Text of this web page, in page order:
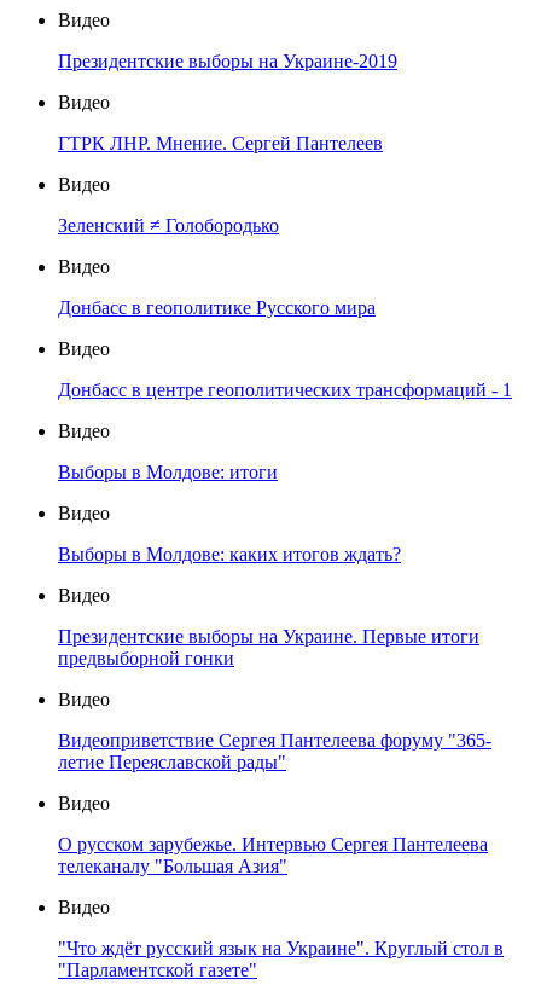
Видео
Президентские выборы на Украине-2019
Видео
ГТРК ЛНР. Мнение. Сергей Пантелеев
Видео
Зеленский ≠ Голобородько
Видео
Донбасс в геополитике Русского мира
Видео
Донбасс в центре геополитических трансформаций - 1
Видео
Выборы в Молдове: итоги
Видео
Выборы в Молдове: каких итогов ждать?
Видео
Президентские выборы на Украине. Первые итоги
предвыборной гонки
Видео
Видеоприветствие Сергея Пантелеева форуму "365-
летие Переяславской рады"
Видео
О русском зарубежье. Интервью Сергея Пантелеева
телеканалу "Большая Азия"
Видео
"Что ждёт русский язык на Украине". Круглый стол в
"Парламентской газете"